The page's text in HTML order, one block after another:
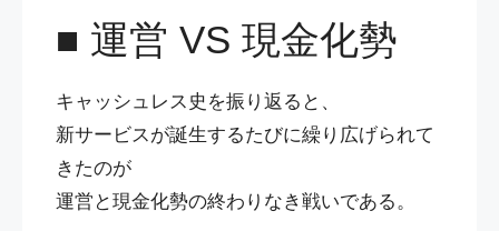
■ 運営 VS 現金化勢
キャッシュレス史を振り返ると、
新サービスが誕生するたびに繰り広げられて
きたのが
運営と現金化勢の終わりなき戦いである。